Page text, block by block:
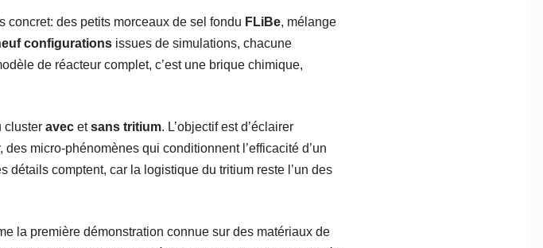
concret: des petits morceaux de sel fondu FLiBe, mélange
configurations issues de simulations, chacune
de réacteur complet, c’est une brique chimique,
cluster avec etsans tritium. L’objectif est d’éclairer
micro-phénomènes qui conditionnent l’efficacité d’un
comptent, car la logistique du tritium reste l’un des
la première démonstration connue sur des matériaux de